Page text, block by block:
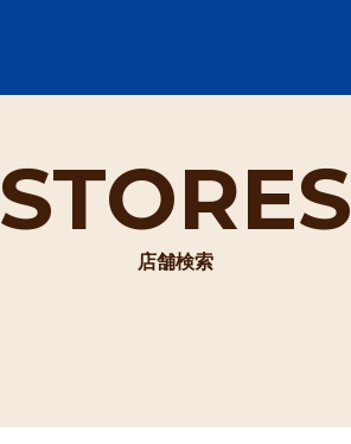
STORES
店舗検索